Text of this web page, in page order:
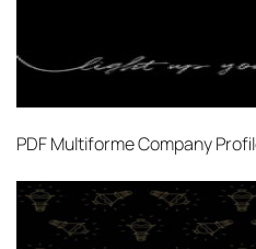
PDFMultiforme Company